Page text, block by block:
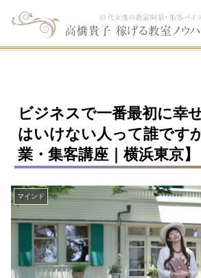
ビジネスで一番最初に幸
はいけない人って誰です
業・集客講座｜横浜東京】
マインド